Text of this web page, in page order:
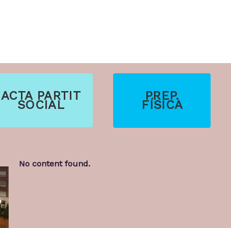
ACTA PARTIT
SOCIAL
PREP.
FÍSICA
No content found.